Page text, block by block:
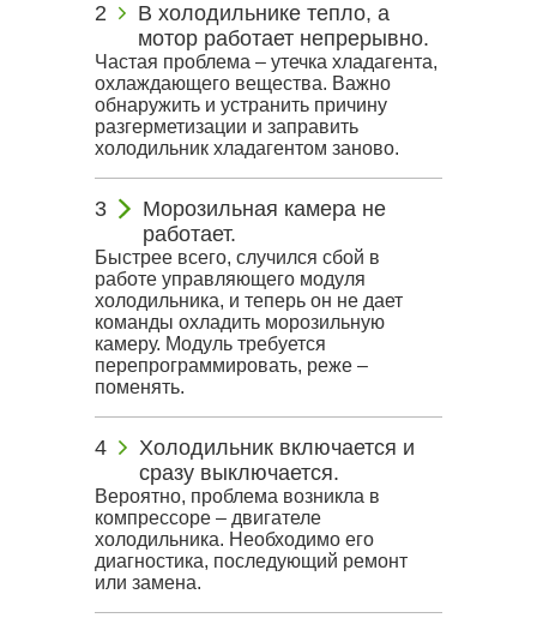
В холодильнике тепло, а
мотор работает непрерывно.
Частая проблема – утечка хладагента,
охлаждающего вещества. Важно
обнаружить и устранить причину
разгерметизации и заправить
холодильник хладагентом заново.
Морозильная камера не
работает.
Быстрее всего, случился сбой в
работе управляющего модуля
холодильника, и теперь он не дает
команды охладить морозильную
камеру. Модуль требуется
перепрограммировать, реже –
поменять.
Холодильник включается и
сразу выключается.
Вероятно, проблема возникла в
компрессоре – двигателе
холодильника. Необходимо его
диагностика, последующий ремонт
или замена.